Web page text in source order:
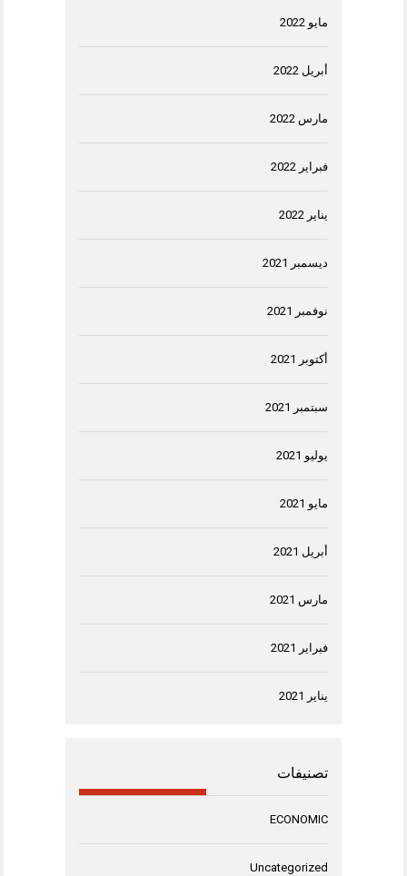
مايو 2022
أبريل 2022
مارس 2022
فبراير 2022
يناير 2022
ديسمبر 2021
نوفمبر 2021
أكتوبر 2021
سبتمبر 2021
يوليو 2021
مايو 2021
أبريل 2021
مارس 2021
فبراير 2021
يناير 2021
تصنيفات
ECONOMIC
Uncategorized